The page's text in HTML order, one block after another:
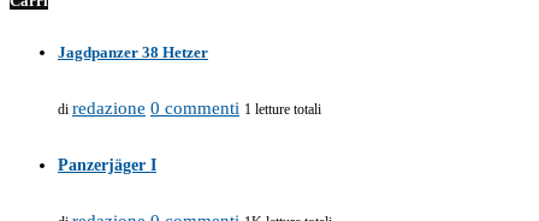
Jagdpanzer 38 Hetzer
di redazione 0 commenti 1 letture totali
Panzerjäger I